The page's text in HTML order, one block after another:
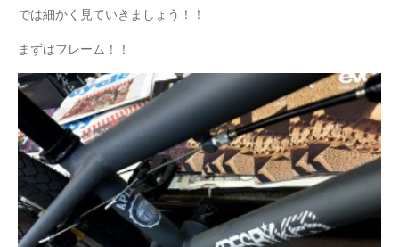
では細かく見ていきましょう！！
まずはフレーム！！